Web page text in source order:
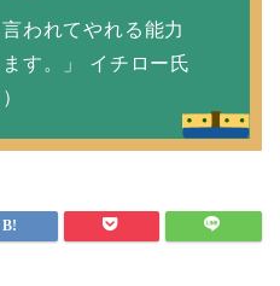
われてやれる能力
す。」 イチロー氏